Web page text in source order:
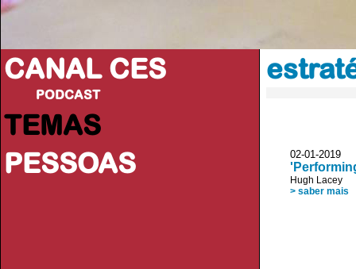
CANAL CES
PODCAST
TEMAS
PESSOAS
02-01-
Hugh Lacey
> saber mais